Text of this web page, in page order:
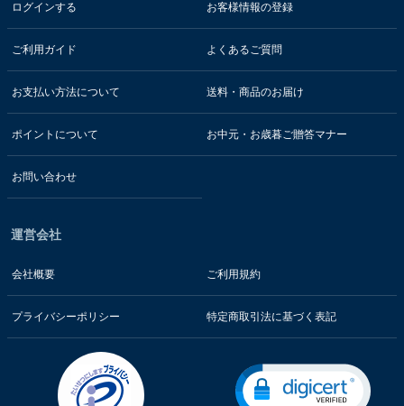
ログインする お客様情報の登録
ご利用ガイド よくあるご質問
お支払い方法について 送料・商品のお届け
ポイントについて お中元・お歳暮ご贈答マナー
お問い合わせ
運営会社
会社概要 ご利用規約
プライバシーポリシー 特定商取引法に基づく表記